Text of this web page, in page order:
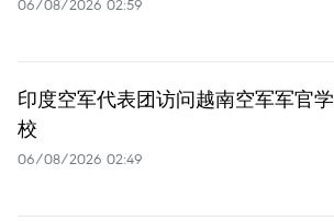
06/08/2026 02:59
印度空军代表团访问越南空军军官学
校
06/08/2026 02:49